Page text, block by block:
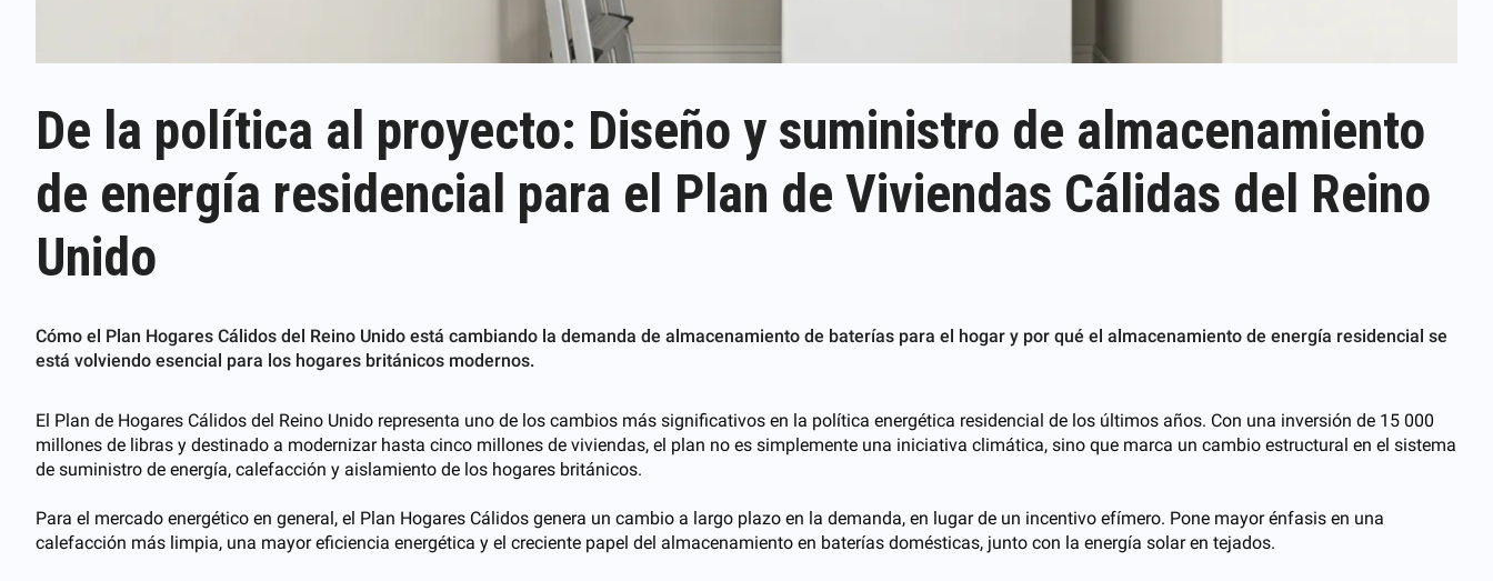
De la política al proyecto: Diseño y suministro de almacenamiento
de energía residencial para el Plan de Viviendas Cálidas del Reino
Unido
Cómo el Plan Hogares Cálidos del Reino Unido está cambiando la demanda de almacenamiento de baterías para el hogar y por qué el almacenamiento de energía residencial se
está volviendo esencial para los hogares británicos modernos.
El Plan de Hogares Cálidos del Reino Unido representa uno de los cambios más significativos en la política energética residencial de los últimos años. Con una inversión de 15 000
millones de libras y destinado a modernizar hasta cinco millones de viviendas, el plan no es simplemente una iniciativa climática, sino que marca un cambio estructural en el sistema
de suministro de energía, calefacción y aislamiento de los hogares británicos.
Para el mercado energético en general, el Plan Hogares Cálidos genera un cambio a largo plazo en la demanda, en lugar de un incentivo efímero. Pone mayor énfasis en una
calefacción más limpia, una mayor eficiencia energética y el creciente papel del almacenamiento en baterías domésticas, junto con la energía solar en tejados.